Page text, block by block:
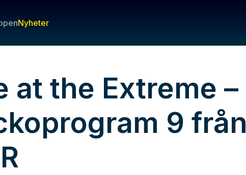
Nyheter
at the Extreme –
9 från